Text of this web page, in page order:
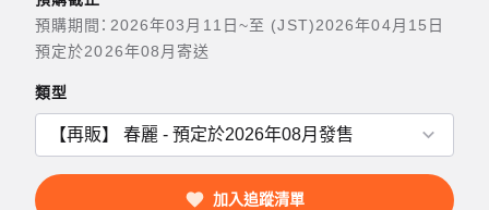
預購期間：2026年03月11日~至 (JST)2026年04月15日
預定於2026年08月寄送
類型
加入追蹤清單